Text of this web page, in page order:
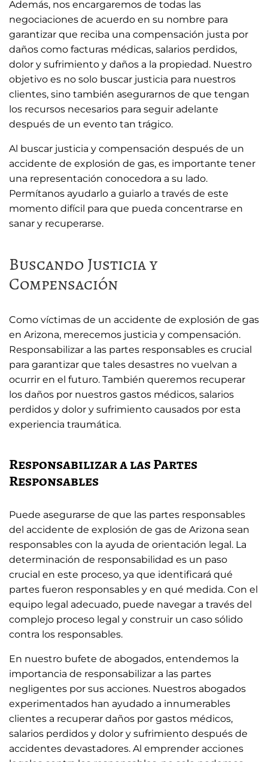
Además, nos encargaremos de todas las
negociaciones de acuerdo en su nombre para
garantizar que reciba una compensación justa por
daños como facturas médicas, salarios perdidos,
dolor y sufrimiento y daños a la propiedad. Nuestro
objetivo es no solo buscar justicia para nuestros
clientes, sino también asegurarnos de que tengan
los recursos necesarios para seguir adelante
después de un evento tan trágico.
Al buscar justicia y compensación después de un
accidente de explosión de gas, es importante tener
una representación conocedora a su lado.
Permítanos ayudarlo a guiarlo a través de este
momento difícil para que pueda concentrarse en
sanar y recuperarse.
Buscando Justicia y
Compensación
Como víctimas de un accidente de explosión de gas
en Arizona, merecemos justicia y compensación.
Responsabilizar a las partes responsables es crucial
para garantizar que tales desastres no vuelvan a
ocurrir en el futuro. También queremos recuperar
los daños por nuestros gastos médicos, salarios
perdidos y dolor y sufrimiento causados ​​por esta
experiencia traumática.
Responsabilizar a las Partes
Responsables
Puede asegurarse de que las partes responsables
del accidente de explosión de gas de Arizona sean
responsables con la ayuda de orientación legal. La
determinación de responsabilidad es un paso
crucial en este proceso, ya que identificará qué
partes fueron responsables y en qué medida. Con el
equipo legal adecuado, puede navegar a través del
complejo proceso legal y construir un caso sólido
contra los responsables.
En nuestro bufete de abogados, entendemos la
importancia de responsabilizar a las partes
negligentes por sus acciones. Nuestros abogados
experimentados han ayudado a innumerables
clientes a recuperar daños por gastos médicos,
salarios perdidos y dolor y sufrimiento después de
accidentes devastadores. Al emprender acciones